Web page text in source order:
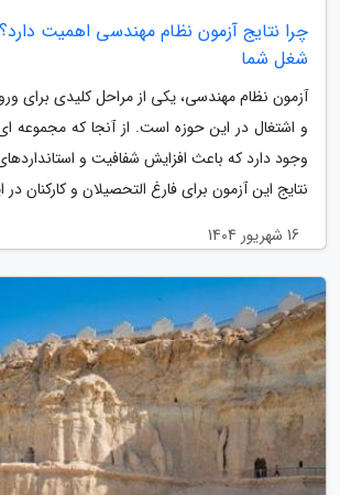
چرا نتایج آزمون نظام مهندسی اهمیت دارد؟
شغل شما
آزمون نظام مهندسی، یکی از مراحل کلیدی برای
و اشتغال در این حوزه است. از آنجا که مجموعه ای
وجود دارد که باعث افزایش شفافیت و
نتایج این آزمون برای فارغ التحصیلان و کارکنان
16 شهریور 1404